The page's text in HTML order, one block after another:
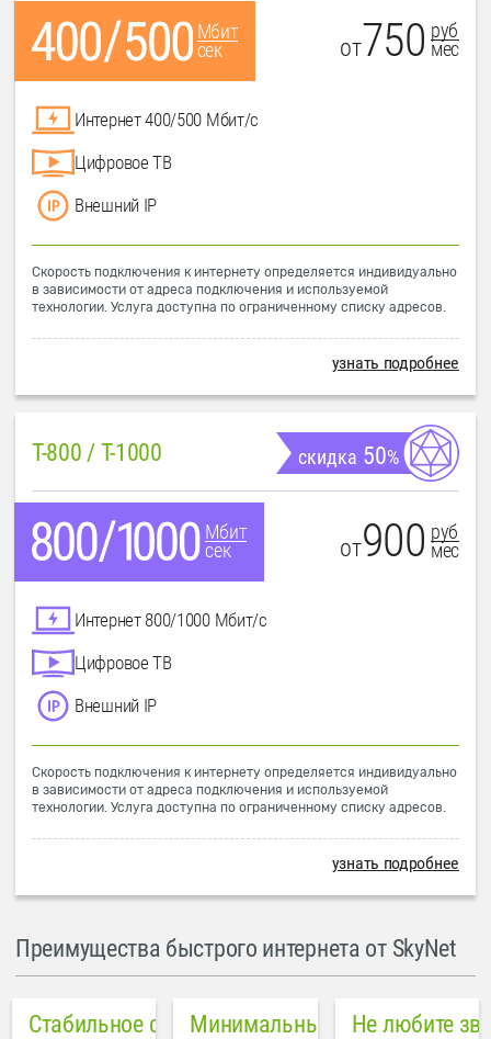
Мбит
сек
от750 руб
мес
Интернет 400/500 Мбит/с
Цифровое ТВ
Внешний IP
Скорость подключения к интернету определяется индивидуально
в зависимости от адреса подключения и используемой
технологии. Услуга доступна по ограниченному списку адресов.
узнать подробнее
T-800 / T-1000 скидка 50%
Мбит
сек
от900 руб
мес
Интернет 800/1000 Мбит/с
Цифровое ТВ
Внешний IP
Скорость подключения к интернету определяется индивидуально
в зависимости от адреса подключения и используемой
технологии. Услуга доступна по ограниченному списку адресов.
узнать подробнее
Преимущества быстрого интернета от SkyNet
Стабильное соединениеМинимальный пинг в городе
Не любите